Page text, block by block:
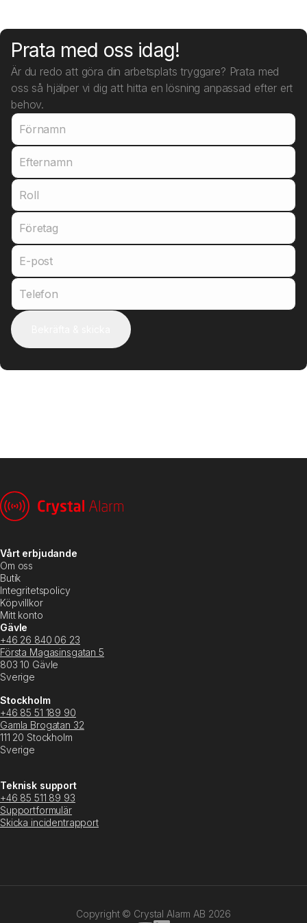
Prata med oss idag!
Är du redo att göra din arbetsplats tryggare? Prata med
oss så hjälper vi dig att hitta en lösning anpassad efter ert
behov.
Förnamn
Efternamn
Roll
Företag
E-post
Telefon
Vårt erbjudande
Om oss
Butik
Integritetspolicy
Köpvillkor
Mitt konto
Gävle
+46 26 840 06 23
Första Magasinsgatan 5
803 10 Gävle
Sverige
Stockholm
+46 85 51 189 90
Gamla Brogatan 32
111 20 Stockholm
Sverige
Teknisk support
+46 85 511 89 93
Supportformulär
Skicka incidentrapport
Copyright © Crystal Alarm AB 2026